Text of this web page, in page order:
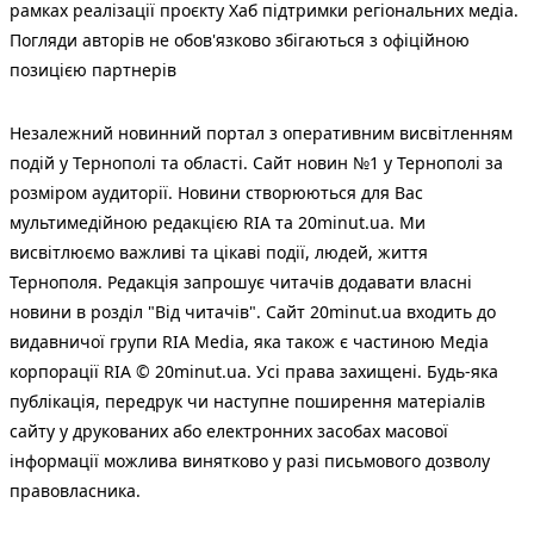
рамках реалізації проєкту Хаб підтримки регіональних медіа.
Погляди авторів не обов'язково збігаються з офіційною
позицією партнерів
Незалежний новинний портал з оперативним висвітленням
подій у Тернополі та області. Сайт новин №1 у Тернополі за
розміром аудиторії. Новини створюються для Вас
мультимедійною редакцією RIA та 20minut.ua. Ми
висвітлюємо важливі та цікаві події, людей, життя
Тернополя. Редакція запрошує читачів додавати власні
новини в розділ "Від читачів". Сайт 20minut.ua входить до
видавничої групи RIA Media, яка також є частиною Медіа
корпорації RIA © 20minut.ua. Усі права захищені. Будь-яка
публiкацiя, передрук чи наступне поширення матеріалів
сайту у друкованих або електронних засобах масової
інформації можлива винятково у разі письмового дозволу
правовласника.